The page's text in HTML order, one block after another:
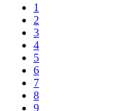
1
2
3
4
5
6
7
8
9